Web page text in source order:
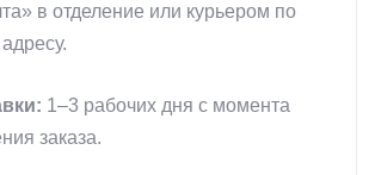
в отделение или курьером по
1–3 рабочих дня с момента
заказа.